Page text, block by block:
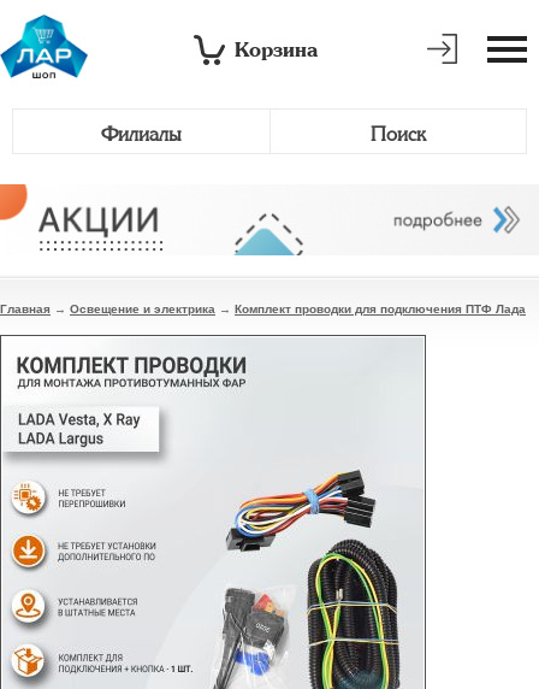
Корзина
Филиалы Поиск
Главная → Освещение и электрика → Комплект проводки для подключения ПТФ Лада